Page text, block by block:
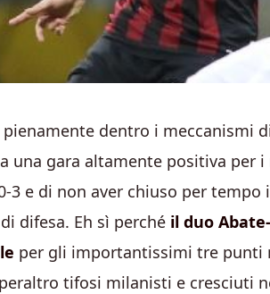
dentro i meccanismi
una gara altamente positiva per i
3 e di non aver chiuso per
difesa. Eh sì perché il duo
per gli importantissimi tre punti
tifosi milanisti e cresciuti